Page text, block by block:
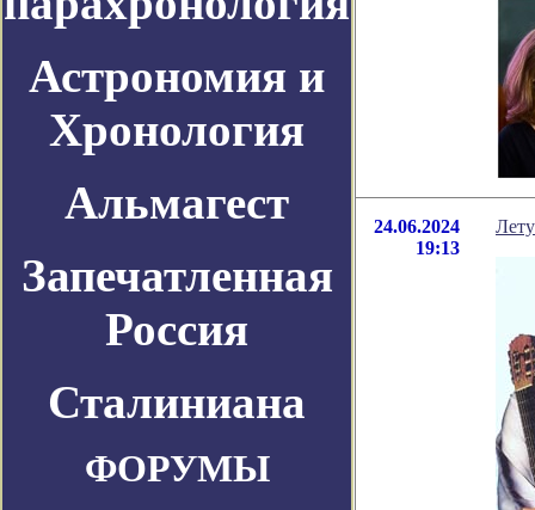
Астрономия и
Хронология
Альмагест
Запечатленная
Россия
Сталиниана
ФОРУМЫ
24.06.2024
19:13